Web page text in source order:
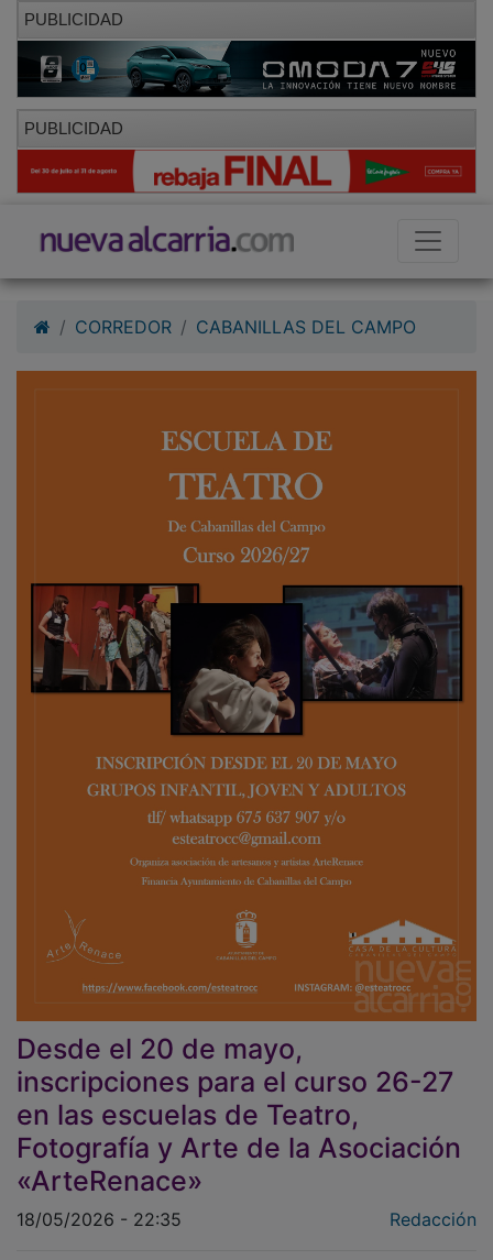
PUBLICIDAD
PUBLICIDAD
Desde el 20 de mayo,
inscripciones para el curso 26-27
en las escuelas de Teatro,
Fotografía y Arte de la Asociación
«ArteRenace»